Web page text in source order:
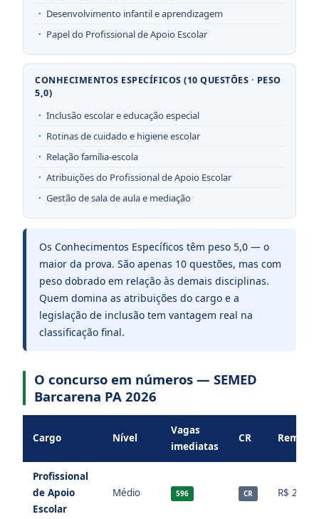
Desenvolvimento infantil e aprendizagem
Papel do Profissional de Apoio Escolar
CONHECIMENTOS ESPECÍFICOS (10 QUESTÕES · PESO
5,0)
Inclusão escolar e educação especial
Rotinas de cuidado e higiene escolar
Relação família-escola
Atribuições do Profissional de Apoio Escolar
Gestão de sala de aula e mediação
Os Conhecimentos Específicos têm peso 5,0 — o
maior da prova. São apenas 10 questões, mas com
peso dobrado em relação às demais disciplinas.
Quem domina as atribuições do cargo e a
legislação de inclusão tem vantagem real na
classificação final.
O concurso em números — SEMED
Barcarena PA 2026
Cargo Nível
Vagas
imediatas
CR
Profissional
de Apoio
Escolar
Médio 596 CR R$